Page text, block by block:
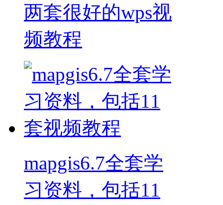
两套很好的wps视
频教程
mapgis6.7全套学
习资料，包括11